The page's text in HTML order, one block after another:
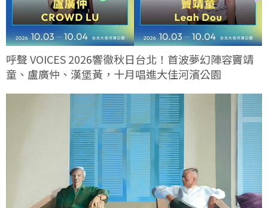
呼聲 VOICES 2026響徹秋日台北！首波夢幻陣容竇靖
童、盧廣仲、漢堡黃，十月唱進大佳河濱公園